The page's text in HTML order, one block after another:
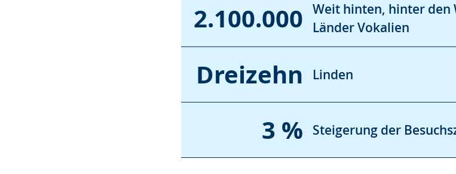
2.100.000
Weit hinten, hinter
Länder Vokalien
Dreizehn Linden
3 % Steigerung der